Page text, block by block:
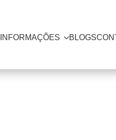
INFORMAÇÕES BLOGS